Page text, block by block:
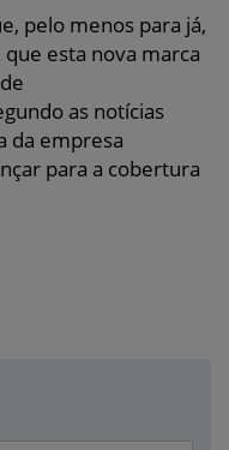
pelo menos para já,
esta nova marca
as notícias
da empresa
para a cobertura